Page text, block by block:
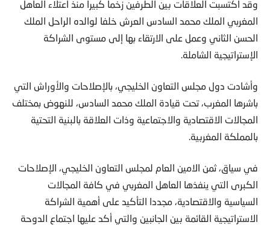
وقد اكتسبت العلاقات بين الطرفين زخما كبيرا منذ اعتلاء العاهل
المغربي الملك محمد السادس العرش خلفا لوالده الراحل الملك
الحسن الثاني وعمل على الارتقاء بها إلى مستوى الشراكة
الإستراتيجية الشاملة.
وأشادت دول مجلس التعاون الخليجي، بالإصلاحات والأوراش التي
باشرها المغرب، تحت قيادة الملك محمد السادس، للنهوض بمختلف
المجالات الاقتصادية والاجتماعية وذات العلاقة بالبنية التحتية
بالمملكة المغربية.
في سياق، ثمن الامين العام لمجلس التعاون الخليجي، الإصلاحات
الكبرى التي ينفذها العاهل المغربي في كافة المجالات
السياسية والاقتصادية، مجددا التأكيد على أهمية الشراكة
الاستراتيجية القائمة بين الجانبين والتي أكد عليها اجتماع الدوحة